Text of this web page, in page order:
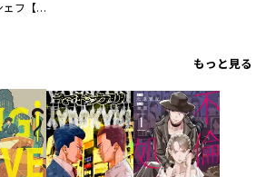
信長のシェフ【単話版】
もっと見る